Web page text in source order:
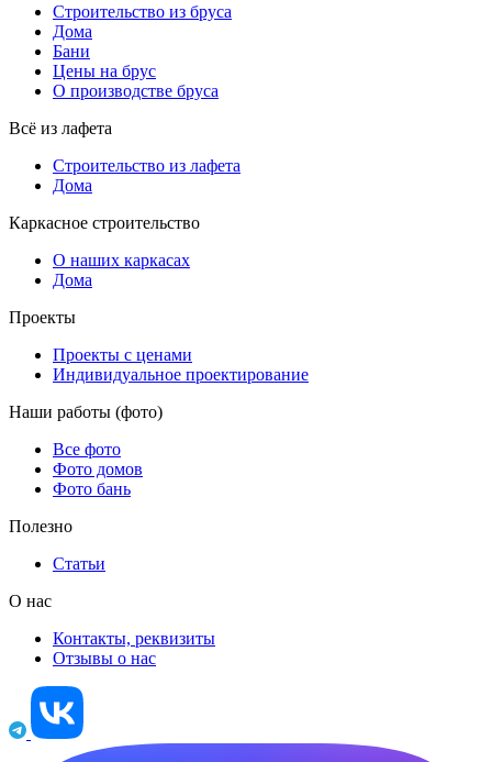
Строительство из бруса
Дома
Бани
Цены на брус
О производстве бруса
Всё из лафета
Строительство из лафета
Дома
Каркасное строительство
О наших каркасах
Дома
Проекты
Проекты с ценами
Индивидуальное проектирование
Наши работы (фото)
Все фото
Фото домов
Фото бань
Полезно
Статьи
О нас
Контакты, реквизиты
Отзывы о нас